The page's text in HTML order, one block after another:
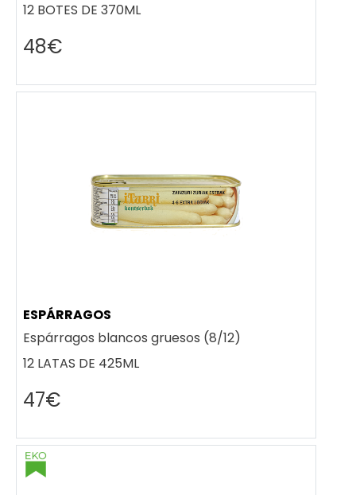
12 BOTES DE 370ML
48€
ESPÁRRAGOS
Espárragos blancos gruesos (8/12)
12 LATAS DE 425ML
47€